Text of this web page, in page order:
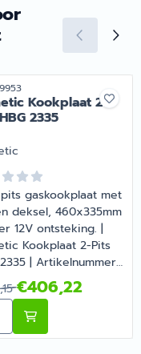
RVS 2-Pits
Kookplaat 2-
2335
gaskookplaat met
deksel, 460x335mm
12V ontsteking. |
Kookplaat 2-Pits
| Artikelnummer
voor 406,22
€406,22
kiezen voor